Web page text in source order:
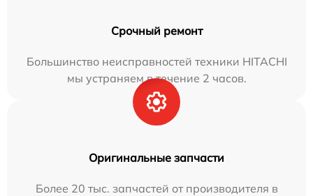
Срочный ремонт
Большинство неисправностей техники HITACHI
мы устраняем в течение 2 часов.
Оригинальные запчасти
Более 20 тыс. запчастей от производителя в